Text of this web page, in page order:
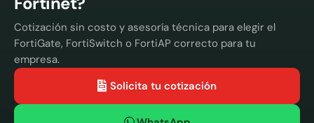
Cotización sin costo y asesoría técnica para elegir el
FortiGate, FortiSwitch o FortiAP correcto para tu
empresa.
Solicita tu cotización